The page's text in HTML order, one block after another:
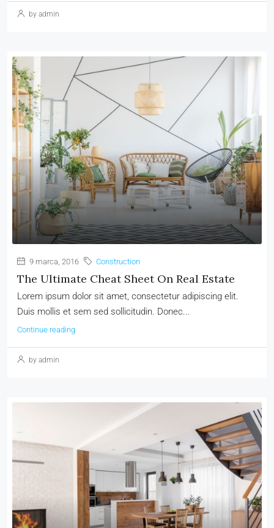
by admin
9 marca, 2016 Construction
The Ultimate Cheat Sheet On Real Estate
Lorem ipsum dolor sit amet, consectetur adipiscing elit.
Duis mollis et sem sed sollicitudin. Donec...
Continue reading
by admin